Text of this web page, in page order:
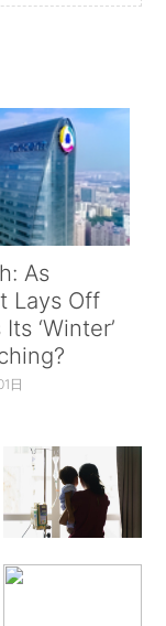
As
Lays Off
‘Winter’
日